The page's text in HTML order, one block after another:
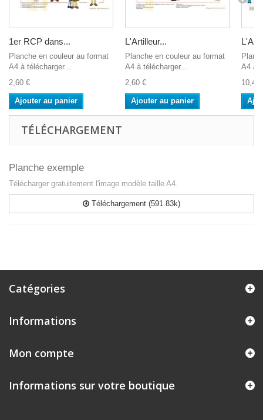
1er RCP dans...
Planche en couleur au format
A4 à télécharger...
2,60 €
Ajouter au panier
L'Artilleur...
Planche en couleur au format
A4 à télécharger...
2,60 €
Ajouter au panier
A4 à
10,40
TÉLÉCHARGEMENT
Planche exemple
Télécharger gratuitement l'image modèle taille A4.
Téléchargement (591.83k)
Catégories
Informations
Mon compte
Informations sur votre boutique